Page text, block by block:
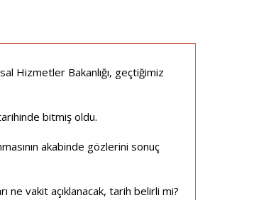
Hizmetler Bakanlığı, geçtiğimiz
bitmiş oldu.
akabinde gözlerini sonuç
ne vakit açıklanacak, tarih belirli mi?